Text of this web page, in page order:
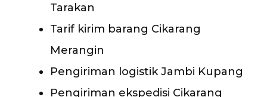
Tarakan
Tarif kirim barang Cikarang
Merangin
Pengiriman logistik Jambi Kupang
Pengiriman ekspedisi Cikarang